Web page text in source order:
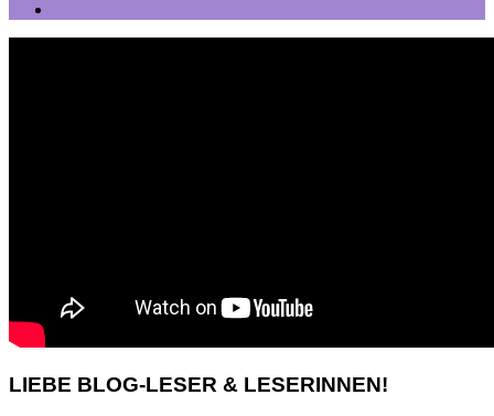
LIEBE BLOG-LESER & LESERINNEN!